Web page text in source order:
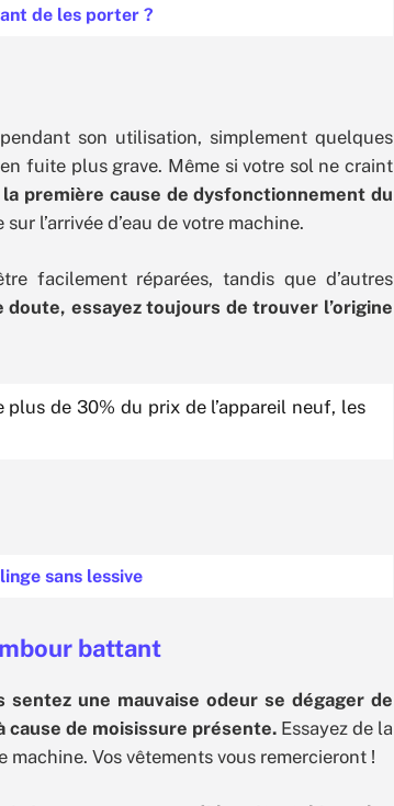
de les porter ?
son utilisation, simplement quelques
fuite plus grave. Même si votre sol ne craint
première cause de dysfonctionnement du
l’arrivée d’eau de votre machine.
facilement réparées, tandis que d’autres
doute, essayez toujours de trouver l’origine
plus de 30% du prix de l’appareil neuf, les
sans lessive
battant
sentez une mauvaise odeur se dégager de
cause de moisissure présente.Essayez de la
machine. Vos vêtements vous remercieront !